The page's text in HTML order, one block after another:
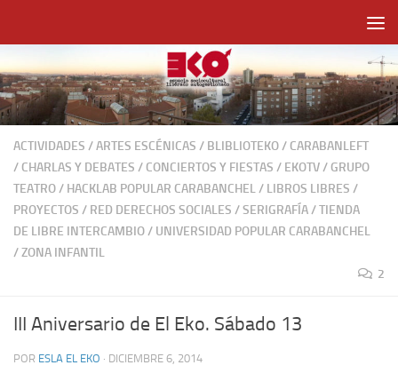
ACTIVIDADES /ARTES ESCÉNICAS / BLIBLIOTEKO/ CARABANLEFT
/ CHARLAS Y DEBATES / CONCIERTOS Y FIESTAS / EKOTV/ GRUPO
TEATRO/ HACKLAB POPULAR CARABANCHEL/ LIBROS LIBRES /
PROYECTOS / RED DERECHOS SOCIALES /SERIGRAFÍA/TIENDA
DE LIBRE INTERCAMBIO/ UNIVERSIDAD POPULAR CARABANCHEL
/ZONA INFANTIL
2
III Aniversario de El Eko. Sábado 13
POR ESLA EL EKO · DICIEMBRE 6, 2014